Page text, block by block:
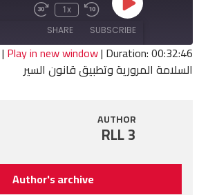
Play
Episode
Rewind
10
Seconds
1x
Fast
seconds
SUBSCRIBE
SHARE
SHARE
| Play in new window| Duration: 00:32:46
السلامة المرورية وتطبيق قانون السير
AUTHOR
RLL 3
Author's archive